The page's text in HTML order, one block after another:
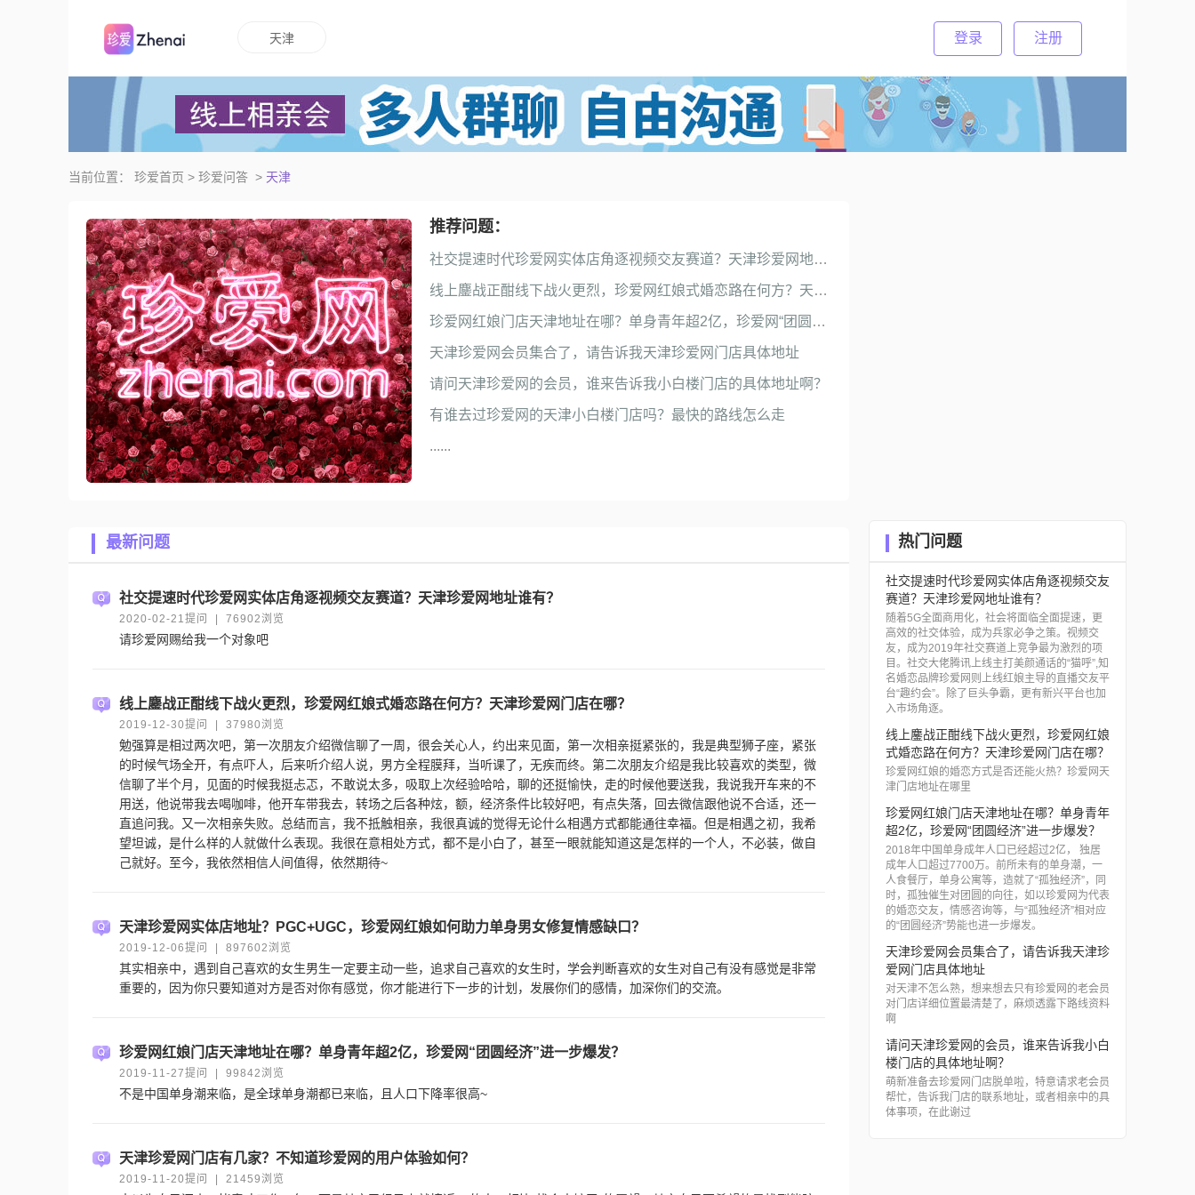
天津 登录 注册
当前位置： 珍爱首页 > 珍爱问答 > 天津
推荐问题：
社交提速时代珍爱网实体店角逐视频交友赛道？天津珍爱网地址谁有？
线上鏖战正酣线下战火更烈，珍爱网红娘式婚恋路在何方？天津珍爱网门店在哪？
珍爱网红娘门店天津地址在哪？单身青年超2亿，珍爱网“团圆经济”进一步爆发？
天津珍爱网会员集合了，请告诉我天津珍爱网门店具体地址
请问天津珍爱网的会员，谁来告诉我小白楼门店的具体地址啊？
有谁去过珍爱网的天津小白楼门店吗？最快的路线怎么走
......
最新问题
社交提速时代珍爱网实体店角逐视频交友赛道？天津珍爱网地址谁有？
2020-02-21提问 | 76902浏览
请珍爱网赐给我一个对象吧
线上鏖战正酣线下战火更烈，珍爱网红娘式婚恋路在何方？天津珍爱网门店在哪？
2019-12-30提问 | 37980浏览
勉强算是相过两次吧，第一次朋友介绍微信聊了一周，很会关心人，约出来见面，第一次相亲挺紧张的，我是典型狮子座，紧张
的时候气场全开，有点吓人，后来听介绍人说，男方全程膜拜，当听课了，无疾而终。第二次朋友介绍是我比较喜欢的类型，微
信聊了半个月，见面的时候我挺忐忑，不敢说太多，吸取上次经验哈哈，聊的还挺愉快，走的时候他要送我，我说我开车来的不
用送，他说带我去喝咖啡，他开车带我去，转场之后各种炫，额，经济条件比较好吧，有点失落，回去微信跟他说不合适，还一
直追问我。又一次相亲失败。总结而言，我不抵触相亲，我很真诚的觉得无论什么相遇方式都能通往幸福。但是相遇之初，我希
望坦诚，是什么样的人就做什么表现。我很在意相处方式，都不是小白了，甚至一眼就能知道这是怎样的一个人，不必装，做自
己就好。至今，我依然相信人间值得，依然期待~
天津珍爱网实体店地址？PGC+UGC，珍爱网红娘如何助力单身男女修复情感缺口？
2019-12-06提问 | 897602浏览
其实相亲中，遇到自己喜欢的女生男生一定要主动一些，追求自己喜欢的女生时，学会判断喜欢的女生对自己有没有感觉是非常
重要的，因为你只要知道对方是否对你有感觉，你才能进行下一步的计划，发展你们的感情，加深你们的交流。
珍爱网红娘门店天津地址在哪？单身青年超2亿，珍爱网“团圆经济”进一步爆发？
2019-11-27提问 | 99842浏览
不是中国单身潮来临，是全球单身潮都已来临，且人口下降率很高~
天津珍爱网门店有几家？不知道珍爱网的用户体验如何？
2019-11-20提问 | 21459浏览
热门问题
社交提速时代珍爱网实体店角逐视频交友
赛道？天津珍爱网地址谁有？
随着5G全面商用化，社会将面临全面提速，更
高效的社交体验，成为兵家必争之策。视频交
友，成为2019年社交赛道上竞争最为激烈的项
目。社交大佬腾讯上线主打美颜通话的“猫呼”,知
名婚恋品牌珍爱网则上线红娘主导的直播交友平
台“趣约会”。除了巨头争霸，更有新兴平台也加
入市场角逐。
线上鏖战正酣线下战火更烈，珍爱网红娘
式婚恋路在何方？天津珍爱网门店在哪？
珍爱网红娘的婚恋方式是否还能火热？珍爱网天
津门店地址在哪里
珍爱网红娘门店天津地址在哪？单身青年
超2亿，珍爱网“团圆经济”进一步爆发？
2018年中国单身成年人口已经超过2亿， 独居
成年人口超过7700万。前所未有的单身潮，一
人食餐厅，单身公寓等，造就了“孤独经济”，同
时，孤独催生对团圆的向往，如以珍爱网为代表
的婚恋交友，情感咨询等，与“孤独经济”相对应
的“团圆经济”势能也进一步爆发。
天津珍爱网会员集合了，请告诉我天津珍
爱网门店具体地址
对天津不怎么熟，想来想去只有珍爱网的老会员
对门店详细位置最清楚了，麻烦透露下路线资料
啊
请问天津珍爱网的会员，谁来告诉我小白
楼门店的具体地址啊？
萌新准备去珍爱网门店脱单啦，特意请求老会员
帮忙，告诉我门店的联系地址，或者相亲中的具
体事项，在此谢过